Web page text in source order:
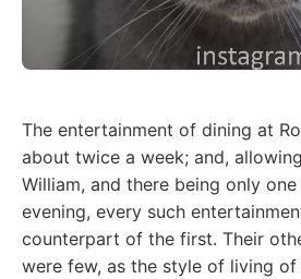
The entertainment of dining at
about twice a week; and,
William, and there being only
evening, every such
counterpart of the first. Their
were few, as the style of living